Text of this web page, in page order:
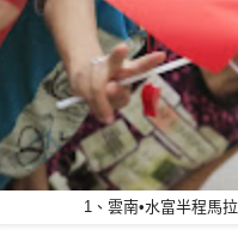
1、雲南•水富半程馬